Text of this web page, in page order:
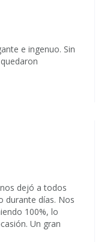
e ingenuo. Sin
dejó a todos
durante días. Nos
100%, lo
Un gran